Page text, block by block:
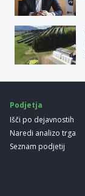
Podjetja
Išči po dejavnostih
Naredi analizo trga
Seznam podjetij